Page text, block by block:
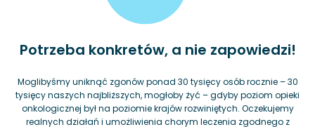
Potrzeba konkretów, a nie zapowiedzi!
Moglibyśmy uniknąć zgonów ponad 30 tysięcy osób rocznie – 30
tysięcy naszych najbliższych, mogłoby żyć – gdyby poziom opieki
onkologicznej był na poziomie krajów rozwiniętych. Oczekujemy
realnych działań i umożliwienia chorym leczenia zgodnego z